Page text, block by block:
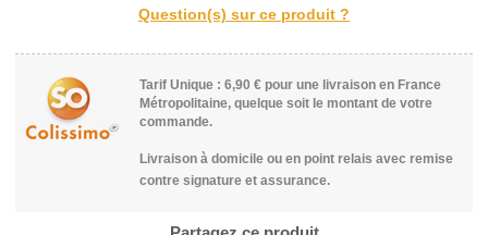
Tarif Unique : 6,90 € pour une livraison en France
Métropolitaine, quelque soit le montant de votre
commande.
Livraison à domicile ou en point relais avec remise
contre signature et assurance.